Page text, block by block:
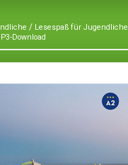
/ Lesespaß für Jugendliche
Download